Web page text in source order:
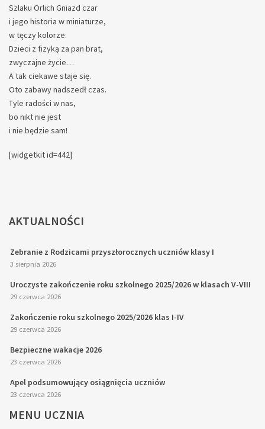
Szlaku Orlich Gniazd czar
i jego historia w miniaturze,
w tęczy kolorze.
Dzieci z fizyką za pan brat,
zwyczajne życie…
A tak ciekawe staje się.
Oto zabawy nadszedł czas.
Tyle radości w nas,
bo nikt nie jest
i nie będzie sam!
[widgetkit id=442]
AKTUALNOŚCI
Zebranie z Rodzicami przyszłorocznych uczniów klasy I
3 sierpnia 2026
Uroczyste zakończenie roku szkolnego 2025/2026 w klasach V-VIII
29 czerwca 2026
Zakończenie roku szkolnego 2025/2026 klas I-IV
29 czerwca 2026
Bezpieczne wakacje 2026
23 czerwca 2026
Apel podsumowujący osiągnięcia uczniów
23 czerwca 2026
MENU UCZNIA